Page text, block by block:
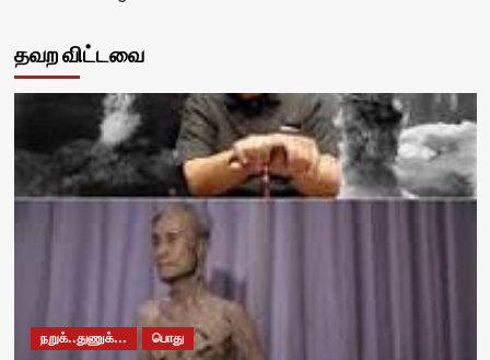
தவற விட்டவை
நறுக்..துணுக்... பொது